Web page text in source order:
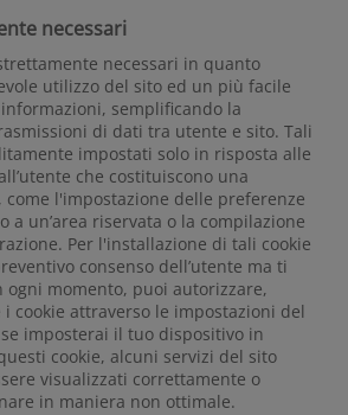
necessari
necessari in quanto
utilizzo del sito ed un più facile
semplificando la
di dati tra utente e sito. Tali
impostati solo in risposta alle
che costituiscono una
l'impostazione delle preferenze
a un’area riservata o la compilazione
Per l'installazione di tali cookie
consenso dell’utente ma ti
ogni momento, puoi autorizzare,
cookie attraverso le impostazioni del
imposterai il tuo dispositivo in
cookie, alcuni servizi del sito
visualizzati correttamente o
in maniera non ottimale.